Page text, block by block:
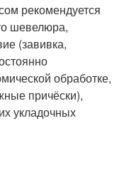
рекомендуется
шевелюра,
(завивка,
обработке,
причёски),
укладочных